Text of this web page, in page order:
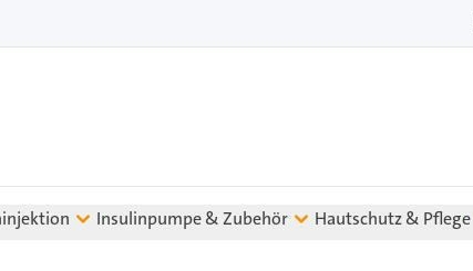
Insulinpumpe & Zubehör Hautschutz & Pflege